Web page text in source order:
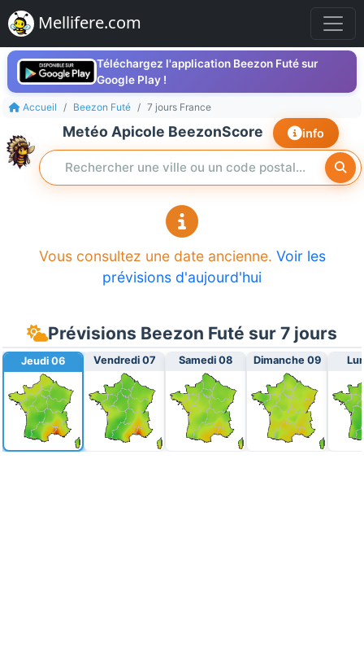
Mellifere.com
Téléchargez l'application Beezon Futé sur
Google Play !
Accueil Beezon Futé 7 jours France
Metéo Apicole BeezonScore info
Vous consultez une date ancienne. Voir les
prévisions d'aujourd'hui
Prévisions Beezon Futé sur 7 jours
Jeudi 06 Vendredi 07 Samedi 08 Dimanche 09